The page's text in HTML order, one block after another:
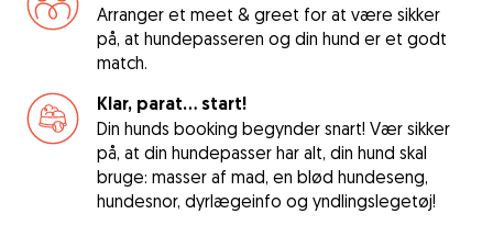
Arranger et meet & greet for at være sikker
på, at hundepasseren og din hund er et godt
match.
Klar, parat... start!
Din hunds booking begynder snart! Vær sikker
på, at din hundepasser har alt, din hund skal
bruge: masser af mad, en blød hundeseng,
hundesnor, dyrlægeinfo og yndlingslegetøj!